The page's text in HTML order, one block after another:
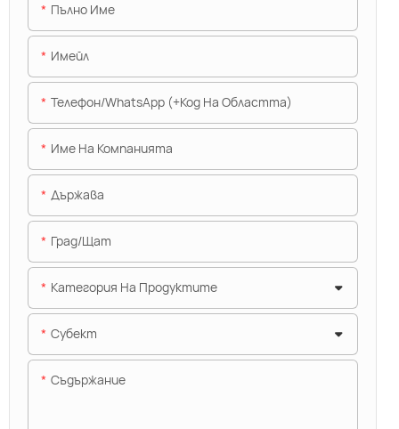
Пълно Име
Имейл
Телефон/WhatsApp (+Код На Областта)
Име На Компанията
Държава
Град/щат
Категория На Продуктите
Субект
Съдържание